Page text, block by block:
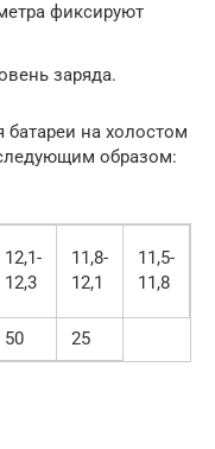
фиксируют
заряда.
батареи на холостом
образом:
12,1-
12,3
11,8-
12,1
11,5-
11,8
50 25